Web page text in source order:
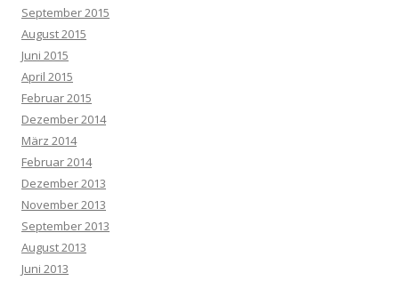
September 2015
August 2015
Juni 2015
April 2015
Februar 2015
Dezember 2014
März 2014
Februar 2014
Dezember 2013
November 2013
September 2013
August 2013
Juni 2013